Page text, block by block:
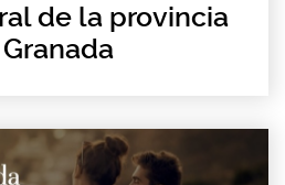
de la provincia